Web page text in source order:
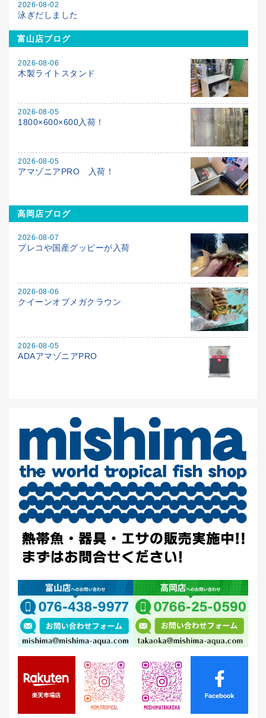
2026-08-02
泳ぎだしました
富山店ブログ
2026-08-06
木製ライトスタンド
2026-08-05
1800×600×600入荷！
2026-08-05
アマゾニアPRO 入荷！
高岡店ブログ
2026-08-07
プレコや国産グッピーが入荷
2026-08-06
クイーンオブメガクラウン
2026-08-05
ADAアマゾニアPRO